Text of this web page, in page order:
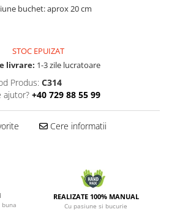
buchet: aprox 20 cm
STOC EPUIZAT
livrare: 1-3 zile lucratoare
Produs: C314
ajutor? +40 729 88 55 99
Cere informatii
REALIZATE 100% MANUAL
Cu pasiune si bucurie